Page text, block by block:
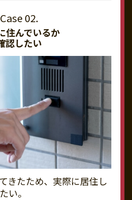
住んでいるか
認したい
きたため、実際に居住し
い。